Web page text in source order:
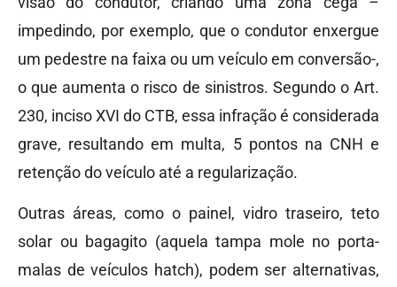
impedindo, por exemplo, que o condutor enxergue
um pedestre na faixa ou um veículo em conversão-,
o que aumenta o risco de sinistros. Segundo o Art.
230, inciso XVI do CTB, essa infração é considerada
grave, resultando em multa, 5 pontos na CNH e
retenção do veículo até a regularização.
Outras áreas, como o painel, vidro traseiro, teto
solar ou bagagito (aquela tampa mole no porta-
malas de veículos hatch), podem ser alternativas,